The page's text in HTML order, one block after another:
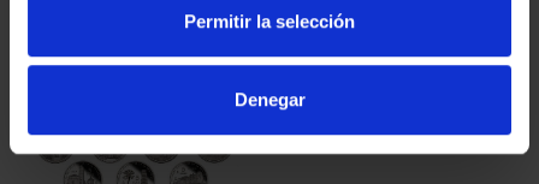
Permitir la selección
Denegar